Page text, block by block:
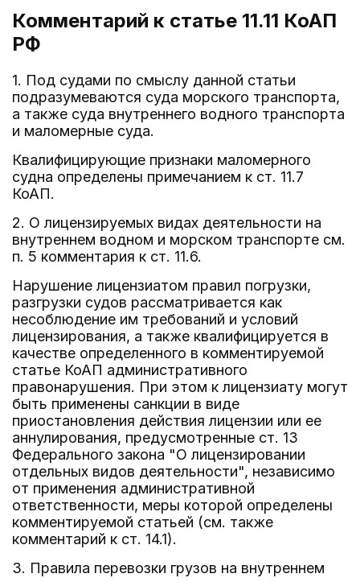
Комментарий к статье 11.11 КоАП
РФ
1. Под судами по смыслу данной статьи
подразумеваются суда морского транспорта,
а также суда внутреннего водного транспорта
и маломерные суда.
Квалифицирующие признаки маломерного
судна определены примечанием к ст. 11.7
КоАП.
2. О лицензируемых видах деятельности на
внутреннем водном и морском транспорте см.
п. 5 комментария к ст. 11.6.
Нарушение лицензиатом правил погрузки,
разгрузки судов рассматривается как
несоблюдение им требований и условий
лицензирования, а также квалифицируется в
качестве определенного в комментируемой
статье КоАП административного
правонарушения. При этом к лицензиату могут
быть применены санкции в виде
приостановления действия лицензии или ее
аннулирования, предусмотренные ст. 13
Федерального закона "О лицензировании
отдельных видов деятельности", независимо
от применения административной
ответственности, меры которой определены
комментируемой статьей (см. также
комментарий к ст. 14.1).
3. Правила перевозки грузов на внутреннем